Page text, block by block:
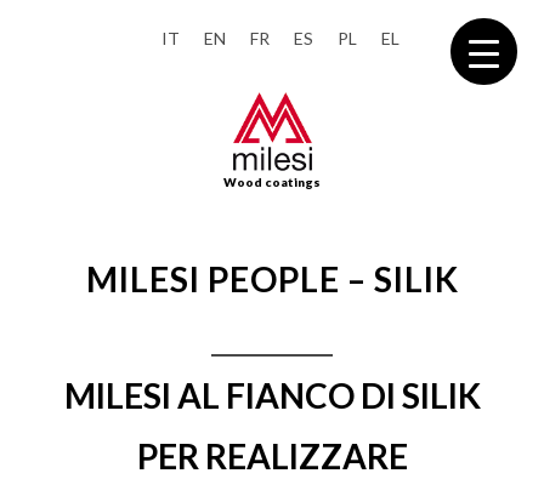
IT EN FR ES PL EL
Wood coatings
MILESI PEOPLE – SILIK
MILESI AL FIANCO DI SILIK
PER REALIZZARE